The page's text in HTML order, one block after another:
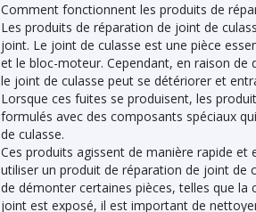
Comment fonctionnent les produits de
Les produits de réparation de joint de
joint. Le joint de culasse est une pièce
et le bloc-moteur. Cependant, en raison de
le joint de culasse peut se détériorer et
Lorsque ces fuites se produisent, les
formulés avec des composants spéciaux
de culasse.
Ces produits agissent de manière rapide
utiliser un produit de réparation de joint de
de démonter certaines pièces, telles que la
joint est exposé, il est important de